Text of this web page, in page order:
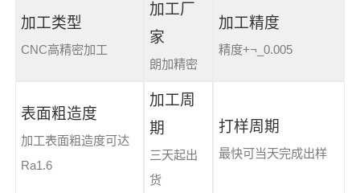
加工类型
CNC高精密加工
加工厂
家
朗加精密
加工精度
精度+¬_0.005
表面粗造度
加工表面粗造度可达
Ra1.6
加工周
期
三天起出
货
打样周期
最快可当天完成出样